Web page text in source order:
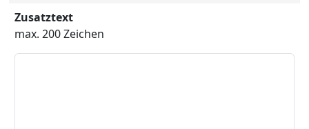
Zusatztext
max. 200 Zeichen